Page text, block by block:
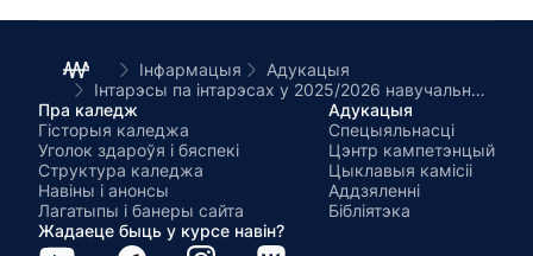
Інфармацыя
Адукацыя
Інтарэсы па інтарэсах у 2025/2026 навучальным годзе
Пра каледж
Гісторыя каледжа
Уголок здароўя і бяспекі
Структура каледжа
Навіны і анонсы
Лагатыпы і банеры сайта
Адукацыя
Спецыяльнасці
Цэнтр кампетэнцый
Цыклавыя камісіі
Аддзяленні
Бібліятэка
Жадаеце быць у курсе навін?